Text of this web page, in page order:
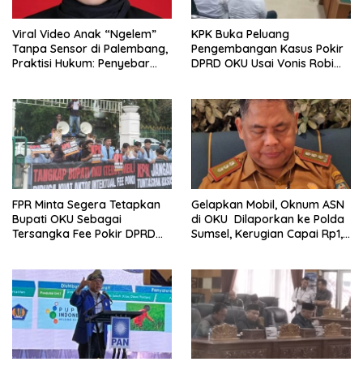
Viral Video Anak “Ngelem”
Tanpa Sensor di Palembang,
Praktisi Hukum: Penyebar
KPK Buka Peluang
Pengembangan Kasus Pokir
DPRD OKU Usai Vonis Robi
FPR Minta Segera Tetapkan
Bupati OKU Sebagai
Tersangka Fee Pokir DPRD
Gelapkan Mobil, Oknum ASN
di OKU Dilaporkan ke Polda
Sumsel, Kerugian Capai Rp1,2